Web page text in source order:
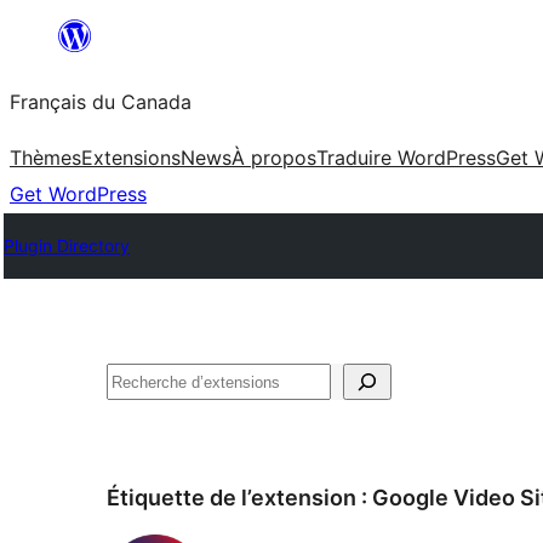
contenu
Français du Canada
ThèmesExtensionsNewsÀ proposTraduire WordPressGet
Get WordPress
Plugin Directory
Recherche
Étiquette de l’extension : Google Video